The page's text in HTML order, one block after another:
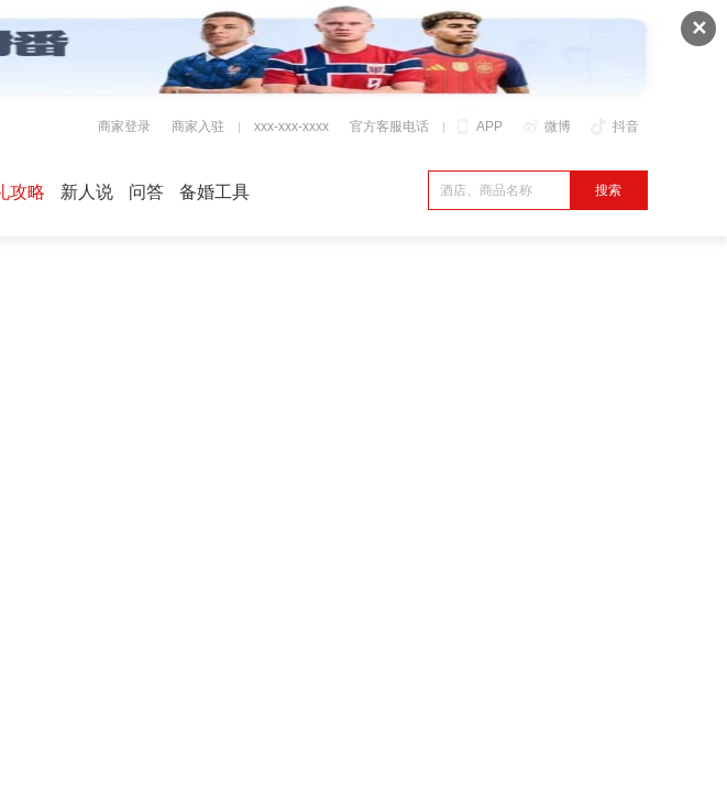
✕
APP 微博 抖音
商家登录 商家入驻 xxx-xxx-xxxx 官方客服电话
攻略 新人说 问答 备婚工具